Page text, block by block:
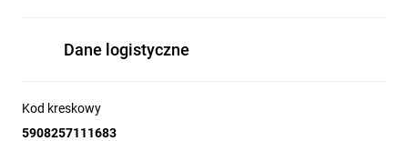
Dane logistyczne
Kod kreskowy
5908257111683